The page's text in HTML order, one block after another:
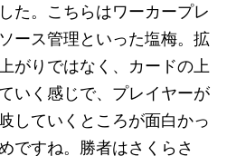
た。こちらはワーカープレ
ース管理といった塩梅。拡
がりではなく、カードの上
いく感じで、プレイヤーが
していくところが面白かっ
ですね。勝者はさくらさ